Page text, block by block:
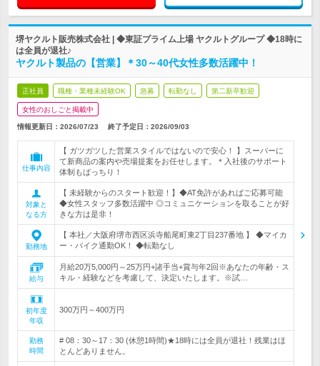
堺ヤクルト販売株式会社 | ◆東証プライム上場 ヤクルトグループ ◆18時に
は全員が退社♪
ヤクルト製品の【営業】＊30～40代女性多数活躍中！
正社員 職種・業種未経験OK 急募 転勤なし 第二新卒歓迎
女性のおしごと掲載中
情報更新日：2026/07/23 終了予定日： 2026/09/03
仕事内容
【 ガツガツした営業スタイルではないので安心！ 】スーパーに
て新商品の案内や売場提案をお任せします。＊入社後のサポート
体制もばっちり！
対象と
なる方
【 未経験からのスタート歓迎！】◆AT免許があればご応募可能
◆女性スタッフ多数活躍中 ◎コミュニケーションを取ることが好
きな方は是非！
勤務地
【 本社／大阪府堺市西区浜寺船尾町東2丁目237番地 】 ◆マイカ
ー・バイク通勤OK！ ◆転勤なし
給与
月給20万5,000円～25万円+諸手当+賞与年2回※あなたの年齢・ス
キル・経験などを考慮して、決定いたします。※試…
初年度
年収
300万円～400万円
勤務
時間
# 08：30～17：30 (休憩1時間)★18時には全員が退社！残業はほ
とんどありません。